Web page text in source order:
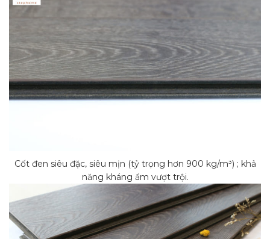
Cốt đen siêu đặc, siêu mịn (tỷ trọng hơn 900 kg/m³) ; khả
năng kháng ẩm vượt trội.